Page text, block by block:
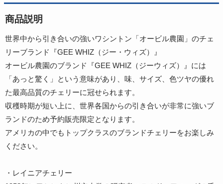
商品説明
世界中から引き合いの強いワシントン「オービル農園」のチェ
リーブランド『GEE WHIZ（ジー・ウィズ）』
オービル農園のブランド『GEE WHIZ（ジーウィズ）』には
「あっと驚く」という意味があり、味、サイズ、色ツヤの優れ
た最高品質のチェリーに冠せられます。
収穫時期が短い上に、世界各国からの引き合いが非常に強いブ
ランドのため予約販売限定となります。
アメリカの中でもトップクラスのブランドチェリーをお楽しみ
ください。
・レイニアチェリー